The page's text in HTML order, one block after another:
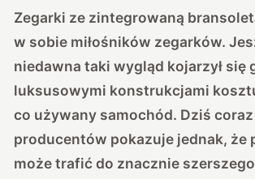
Zegarki ze zintegrowaną
w sobie miłośników zegarków.
niedawna taki wygląd kojarzył się
luksusowymi konstrukcjami
co używany samochód. Dziś
producentów pokazuje jednak, że
może trafić do znacznie